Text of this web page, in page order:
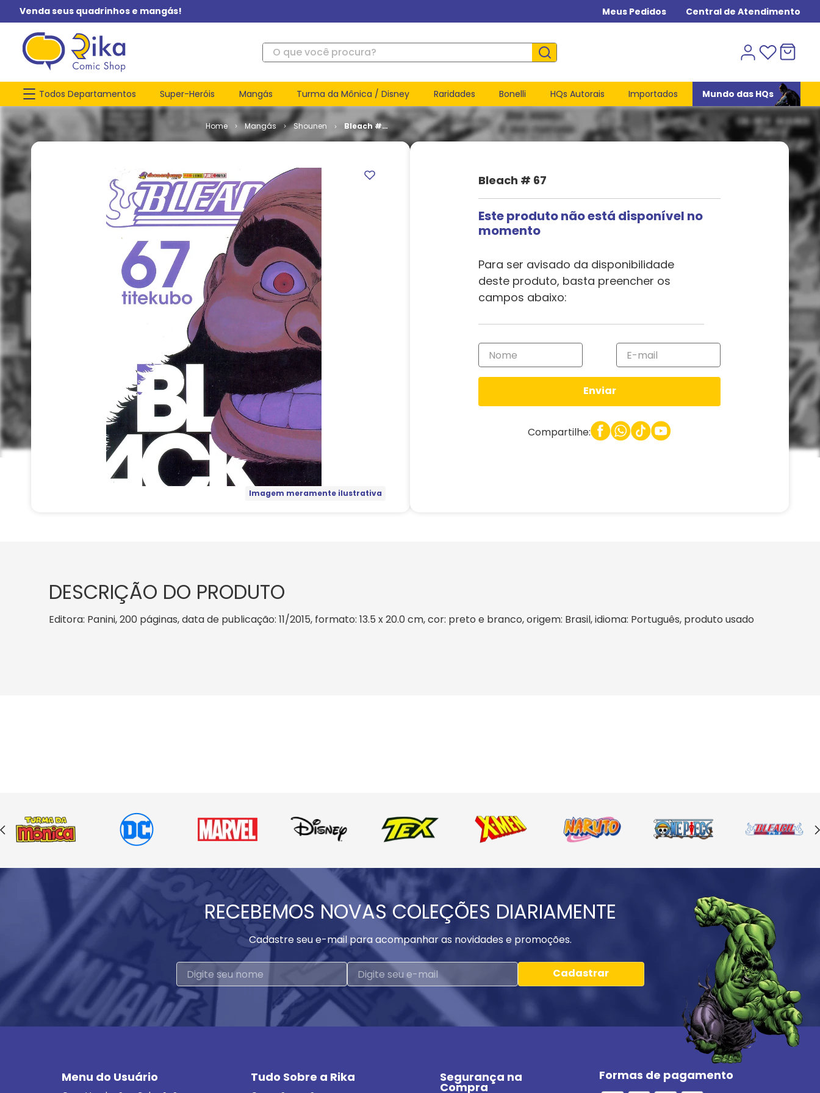
Venda seus quadrinhos e mangás! Meus Pedidos Central de Atendimento
O que você procura?
Todos Departamentos Super-Heróis Mangás Turma da Mônica / Disney Raridades Bonelli HQs Autorais Importados Mundo das HQs
Mangás Shounen
Bleach #
67
Imagem meramente ilustrativa
Bleach # 67
Este produto não está disponível no
momento
Para ser avisado da disponibilidade
deste produto, basta preencher os
campos abaixo:
Enviar
Compartilhe:
DESCRIÇÃO DO PRODUTO
Editora: Panini, 200 páginas, data de publicação: 11/2015, formato: 13.5 x 20.0 cm, cor: preto e branco, origem: Brasil, idioma: Português, produto usado
RECEBEMOS NOVAS COLEÇÕES DIARIAMENTE
Cadastre seu e-mail para acompanhar as novidades e promoções.
Cadastrar
Menu do Usuário Tudo Sobre a Rika Segurança na
Compra
Formas de pagamento